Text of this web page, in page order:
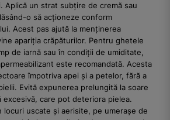
Aplică un strat subțire de cremă sau
o să acționeze conform
Acest pas ajută la menținerea
apariția crăpăturilor. Pentru ghetele
de iarnă sau în condiții de umiditate,
este recomandată. Acesta
împotriva apei și a petelor, fără a
Evită expunerea prelungită la soare
excesivă, care pot deteriora pielea.
locuri uscate și aerisite, pe umerașe de